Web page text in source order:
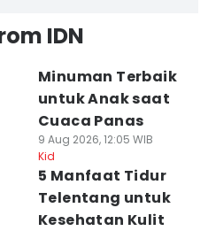
IDN
Minuman Terbaik
untuk Anak saat
Cuaca Panas
9 Aug 2026, 12:05 WIB
Kid
5 Manfaat Tidur
Telentang untuk
Kesehatan Kulit